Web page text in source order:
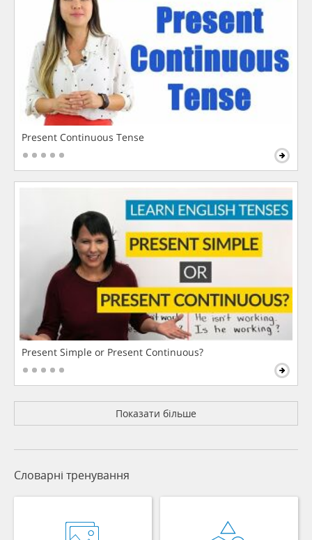
Present Continuous Tense
Present Simple or Present Continuous?
Показати більше
Словарні тренування